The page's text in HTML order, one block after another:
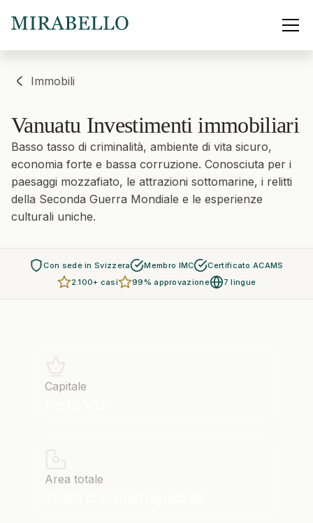
Immobili
Vanuatu Investimenti immobiliari
Basso tasso di criminalità, ambiente di vita sicuro,
economia forte e bassa corruzione. Conosciuta per i
paesaggi mozzafiato, le attrazioni sottomarine, i relitti
della Seconda Guerra Mondiale e le esperienze
culturali uniche.
Con sede in Svizzera Membro IMC
Certificato ACAMS
2.100+ casi
99% approvazione 7 lingue
Capitale
Area totale